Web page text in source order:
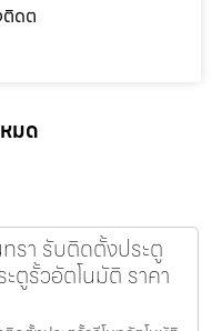
ติดต
มด
รา รับติดตั้งประตู
ตูรั้วอัตโนมัติ ราคา